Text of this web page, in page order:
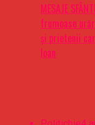
MESAJE
frumoase
şi prietenii
Ioan